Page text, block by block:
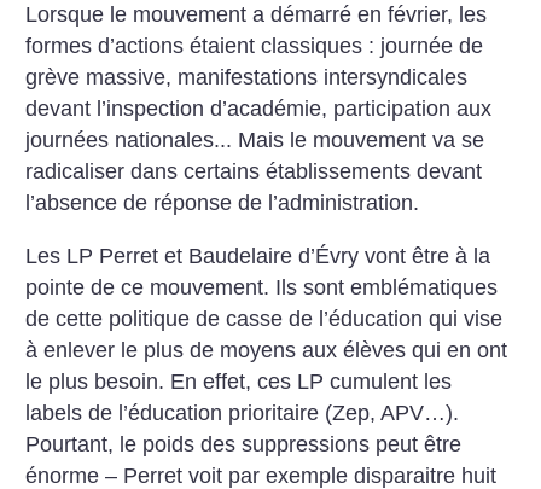
Lorsque le mouvement a démarré en février, les
formes d’actions étaient classiques : journée de
grève massive, manifestations intersyndicales
devant l’inspection d’académie, participation aux
journées nationales... Mais le mouvement va se
radicaliser dans certains établissements devant
l’absence de réponse de l’administration.
Les LP Perret et Baudelaire d’Évry vont être à la
pointe de ce mouvement. Ils sont emblématiques
de cette politique de casse de l’éducation qui vise
à enlever le plus de moyens aux élèves qui en ont
le plus besoin. En effet, ces LP cumulent les
labels de l’éducation prioritaire (Zep, APV…).
Pourtant, le poids des suppressions peut être
énorme – Perret voit par exemple disparaitre huit